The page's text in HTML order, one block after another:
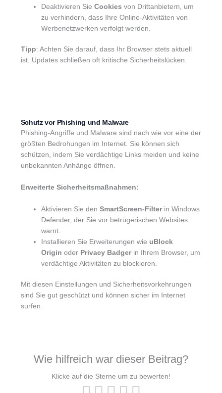
Deaktivieren Sie Cookies von Drittanbietern, um
zu verhindern, dass Ihre Online-Aktivitäten von
Werbenetzwerken verfolgt werden.
Tipp: Achten Sie darauf, dass Ihr Browser stets aktuell
ist. Updates schließen oft kritische Sicherheitslücken.
Schutz vor Phishing und Malware
Phishing-Angriffe und Malware sind nach wie vor eine der
größten Bedrohungen im Internet. Sie können sich
schützen, indem Sie verdächtige Links meiden und keine
unbekannten Anhänge öffnen.
Erweiterte Sicherheitsmaßnahmen:
Aktivieren Sie den SmartScreen-Filterin Windows
Defender, der Sie vor betrügerischen Websites
warnt.
Installieren Sie Erweiterungen wie uBlock
Origin oder Privacy Badgerin Ihrem Browser, um
verdächtige Aktivitäten zu blockieren.
Mit diesen Einstellungen und Sicherheitsvorkehrungen
sind Sie gut geschützt und können sicher im Internet
surfen.
Wie hilfreich war dieser Beitrag?
Klicke auf die Sterne um zu bewerten!